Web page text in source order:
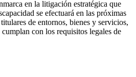
en la litigación estratégica que
se efectuará en las próximas
de entornos, bienes y servicios,
con los requisitos legales de